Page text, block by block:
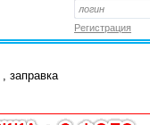
Регистрация
заправка